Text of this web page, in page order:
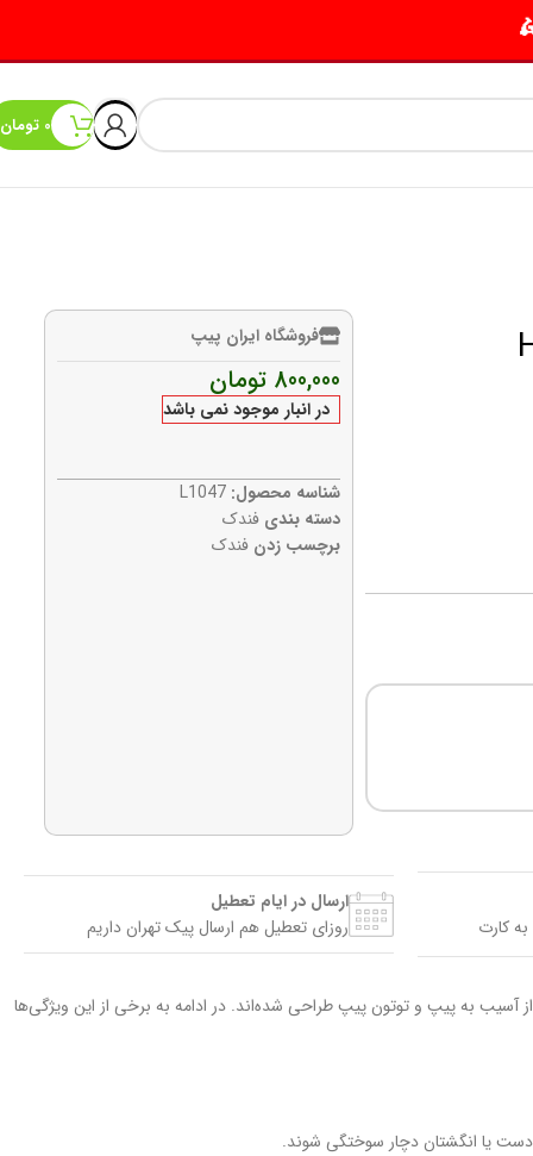
0 تومان
فروشگاه ایران پیپ
800,000 تومان
در انبار موجود نمی باشد
شناسه محصول:L1047
دسته بندی فندک
برچسب زدن فندک
کارت
ارسال در ایام تعطیل
روزای تعطیل هم ارسال پیک تهران داریم
به پیپ و توتون پیپ طراحی شده‌اند. در ادامه به برخی از این ویژگی‌ها
یا انگشتان دچار سوختگی شوند.